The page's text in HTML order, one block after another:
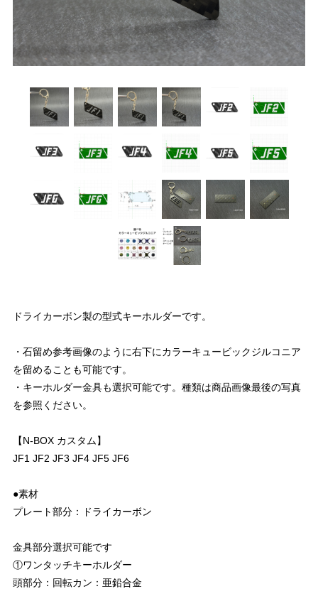
ドライカーボン製の型式キーホルダーです。
・石留め参考画像のように右下にカラーキュービックジルコニア
を留めることも可能です。
・キーホルダー金具も選択可能です。種類は商品画像最後の写真
を参照ください。
【N-BOX カスタム】
JF1 JF2 JF3 JF4 JF5 JF6
●素材
プレート部分：ドライカーボン
金具部分選択可能です
①ワンタッチキーホルダー
頭部分：回転カン：亜鉛合金